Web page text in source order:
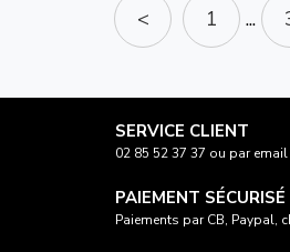
< 1 ...
SERVICE CLIENT
02 85 52 37 37 ou par email
PAIEMENT SÉCURISÉ
Paiements par CB, Paypal,